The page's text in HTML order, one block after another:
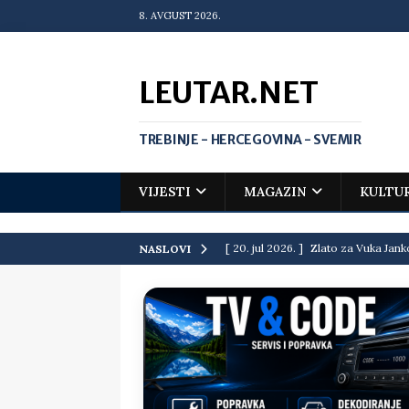
8. AVGUST 2026.
LEUTAR.NET
TREBINJE - HERCEGOVINA - SVEMIR
VIJESTI MAGAZIN
NASLOVI [ 20. jul 2026. ] Zlato za Vuka
[ 19. jul 2026. ] Da li i obraz ima
[ 16. jul 2026. ] Mile će da ti
[ 16. jul 2026. ] Krediti i dugovi
[ 15. jul 2026. ] Politički potres u